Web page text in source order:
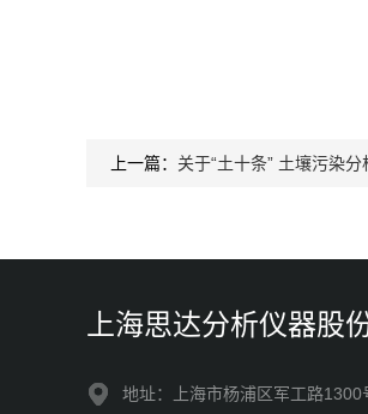
上一篇： 关于“土十条” 土壤污染
上海思达分析仪器股
地址：上海市杨浦区军工路